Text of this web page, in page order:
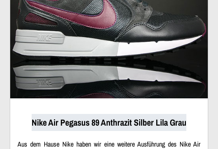
Nike Air Pegasus 89 Anthrazit Silber Lila Grau
Aus dem Hause Nike haben wir eine weitere Ausführung des Nike Air